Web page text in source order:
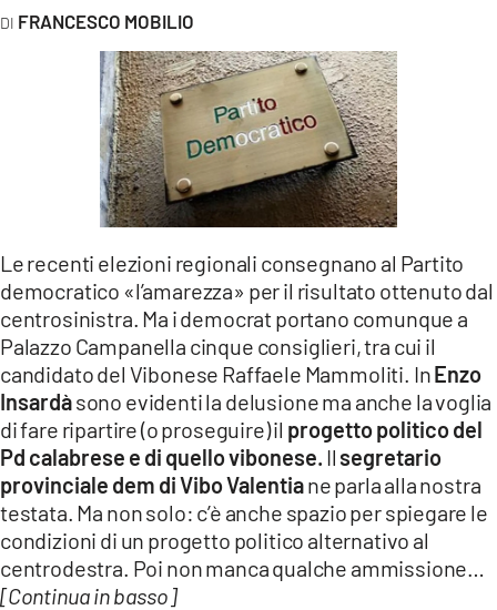
LACPLAY.IT
LACONAIR.IT
LACITYMAG.IT
COSENZACHANNEL.IT
ILVIBONESE.IT
CATANZAROCHANNEL.IT
LACAPITALENEWS.IT
App
ANDROID
APPLE
FRANCESCO MOBILIO
Le recenti elezioni regionali consegnano al Partito
democratico «l’amarezza» per il risultato ottenuto dal
centrosinistra. Ma i democrat portano comunque a
Palazzo Campanella cinque consiglieri, tra cui il
candidato del Vibonese Raffaele Mammoliti. InEnzo
Insardàsono evidenti la delusione ma anche la voglia
di fare ripartire (o proseguire) il progetto politico del
Pd calabrese e di quello vibonese. Il segretario
provinciale dem di Vibo Valentiane parla alla nostra
testata. Ma non solo: c’è anche spazio per spiegare le
condizioni di un progetto politico alternativo al
centrodestra. Poi non manca qualche ammissione…
[Continua in basso]